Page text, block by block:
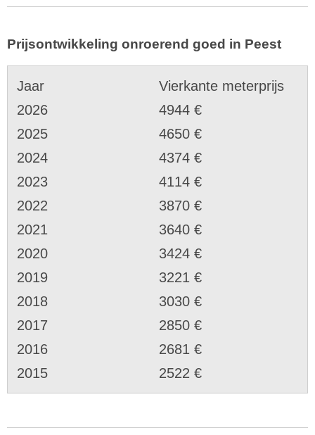
Prijsontwikkeling onroerend goed in Peest
Jaar
Vierkante meterprijs
2026
4944 €
2025
4650 €
2024
4374 €
2023
4114 €
2022
3870 €
2021
3640 €
2020
3424 €
2019
3221 €
2018
3030 €
2017
2850 €
2016
2681 €
2015
2522 €